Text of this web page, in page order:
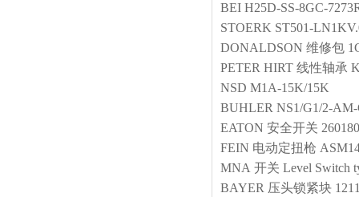
BEI H25D-SS-8GC-
STOERK ST501-
DONALDSON 维修包
PETER HIRT 线性轴承
NSD M1A-15K/15K
BUHLER NS1/G1/2-
EATON 安全开关
FEIN 电动定扭枪
MNA 开关 Level Switch
BAYER 压头锁紧块